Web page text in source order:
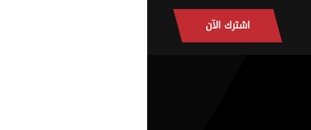
اشترك الآن